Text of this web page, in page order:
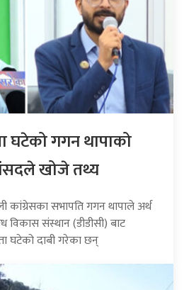
घटेको गगन थापाको
खोजे तथ्य
कांग्रेसका सभापति गगन थापाले अर्थ
विकास संस्थान (डीडीसी) बाट
घटेको दाबी गरेका छन्